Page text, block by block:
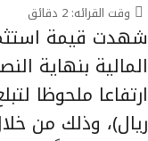
وقت القرائه: 2 دقائق
شهدت قيمة
المالية بنهاية